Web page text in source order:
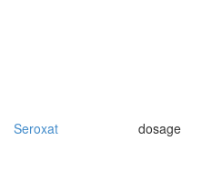
Seroxat dosage